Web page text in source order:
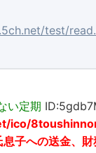
test/
い定期
ico/
子への送金、